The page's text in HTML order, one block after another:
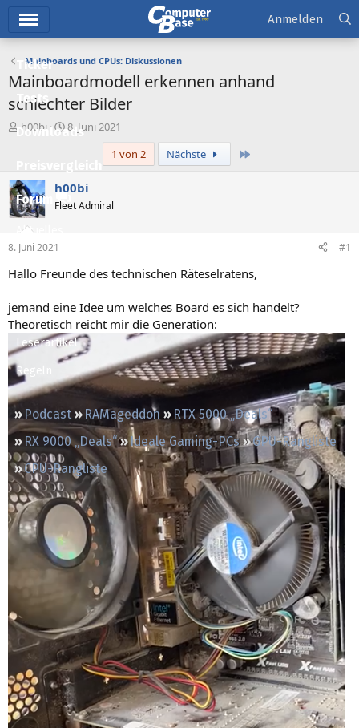
Ticker
Tests
Downloads
Forum
Aktuelles
Empfohlene Inhalte
Neueste Aktivitäten
Leserartikel
Regeln
Podcast RAMageddon
RTX 5000 „Deals“
RX 9000 „Deals“
Ideale Gaming-PCs
GPU-Rangliste
CPU-Rangliste
Anmelden
Mainboards und CPUs: Diskussionen
Mainboardmodell erkennen anhand
schlechter Bilder
E
t
e
l
l
e
h00bi
E
t
e
l
m
8. Juni 2021
1 von 2
Nächste
h00bi
Fleet Admiral
8. Juni 2021 #1
Hallo Freunde des technischen Räteselratens,
jemand eine Idee um welches Board es sich handelt?
Theoretisch reicht mir die Generation: